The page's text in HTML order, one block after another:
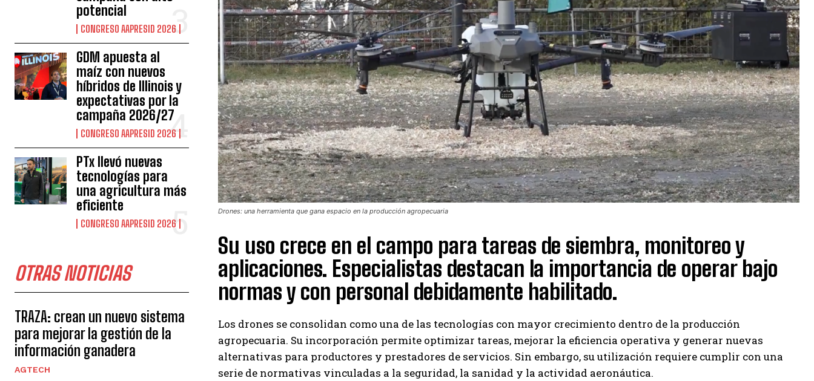
potencial
CONGRESO AAPRESID 2026
GDM apuesta al
maíz con nuevos
híbridos de Illinois y
expectativas por la
campaña 2026/27
CONGRESO AAPRESID 2026
PTx llevó nuevas
tecnologías para
una agricultura más
eficiente
CONGRESO AAPRESID 2026
OTRAS NOTICIAS
TRAZA: crean un nuevo sistema
para mejorar la gestión de la
información ganadera
AGTECH
Drones: una herramienta que gana espacio en la producción agropecuaria
Su uso crece en el campo para tareas de siembra, monitoreo y
aplicaciones. Especialistas destacan la importancia de operar bajo
normas y con personal debidamente habilitado.
Los drones se consolidan como una de las tecnologías con mayor crecimiento dentro de la producción
agropecuaria. Su incorporación permite optimizar tareas, mejorar la eficiencia operativa y generar nuevas
alternativas para productores y prestadores de servicios. Sin embargo, su utilización requiere cumplir con una
serie de normativas vinculadas a la seguridad, la sanidad y la actividad aeronáutica.